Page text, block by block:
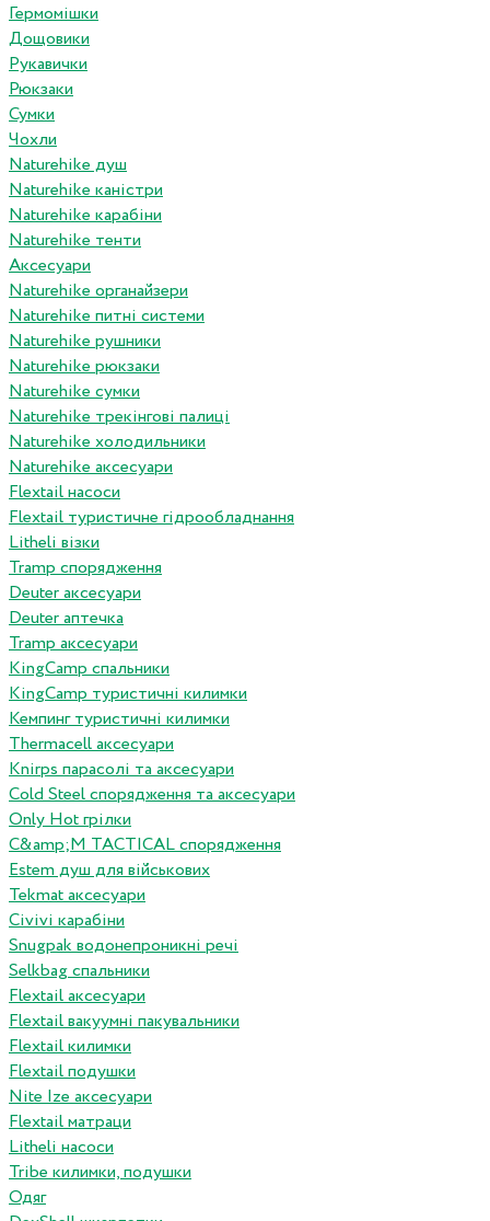
Гермомішки
Дощовики
Рукавички
Рюкзаки
Сумки
Чохли
Naturehike душ
Naturehike каністри
Naturehike карабіни
Naturehike тенти
Аксесуари
Naturehike органайзери
Naturehike питні системи
Naturehike рушники
Naturehike рюкзаки
Naturehike сумки
Naturehike трекінгові палиці
Naturehike холодильники
Naturehike аксесуари
Flextail насоси
Flextail туристичне гідрообладнання
Litheli візки
Tramp спорядження
Deuter аксесуари
Deuter аптечка
Tramp аксесуари
KingCamp спальники
KingCamp туристичні килимки
Кемпинг туристичні килимки
Thermacell аксесуари
Knirps парасолі та аксесуари
Cold Steel спорядження та аксесуари
Only Hot грілки
C&amp;M TACTICAL спорядження
Estem душ для військових
Tekmat аксесуари
Сivivi карабіни
Snugpak водонепроникні речі
Selkbag спальники
Flextail аксесуари
Flextail вакуумні пакувальники
Flextail килимки
Flextail подушки
Nite Ize аксесуари
Flextail матраци
Litheli насоси
Tribe килимки, подушки
Одяг